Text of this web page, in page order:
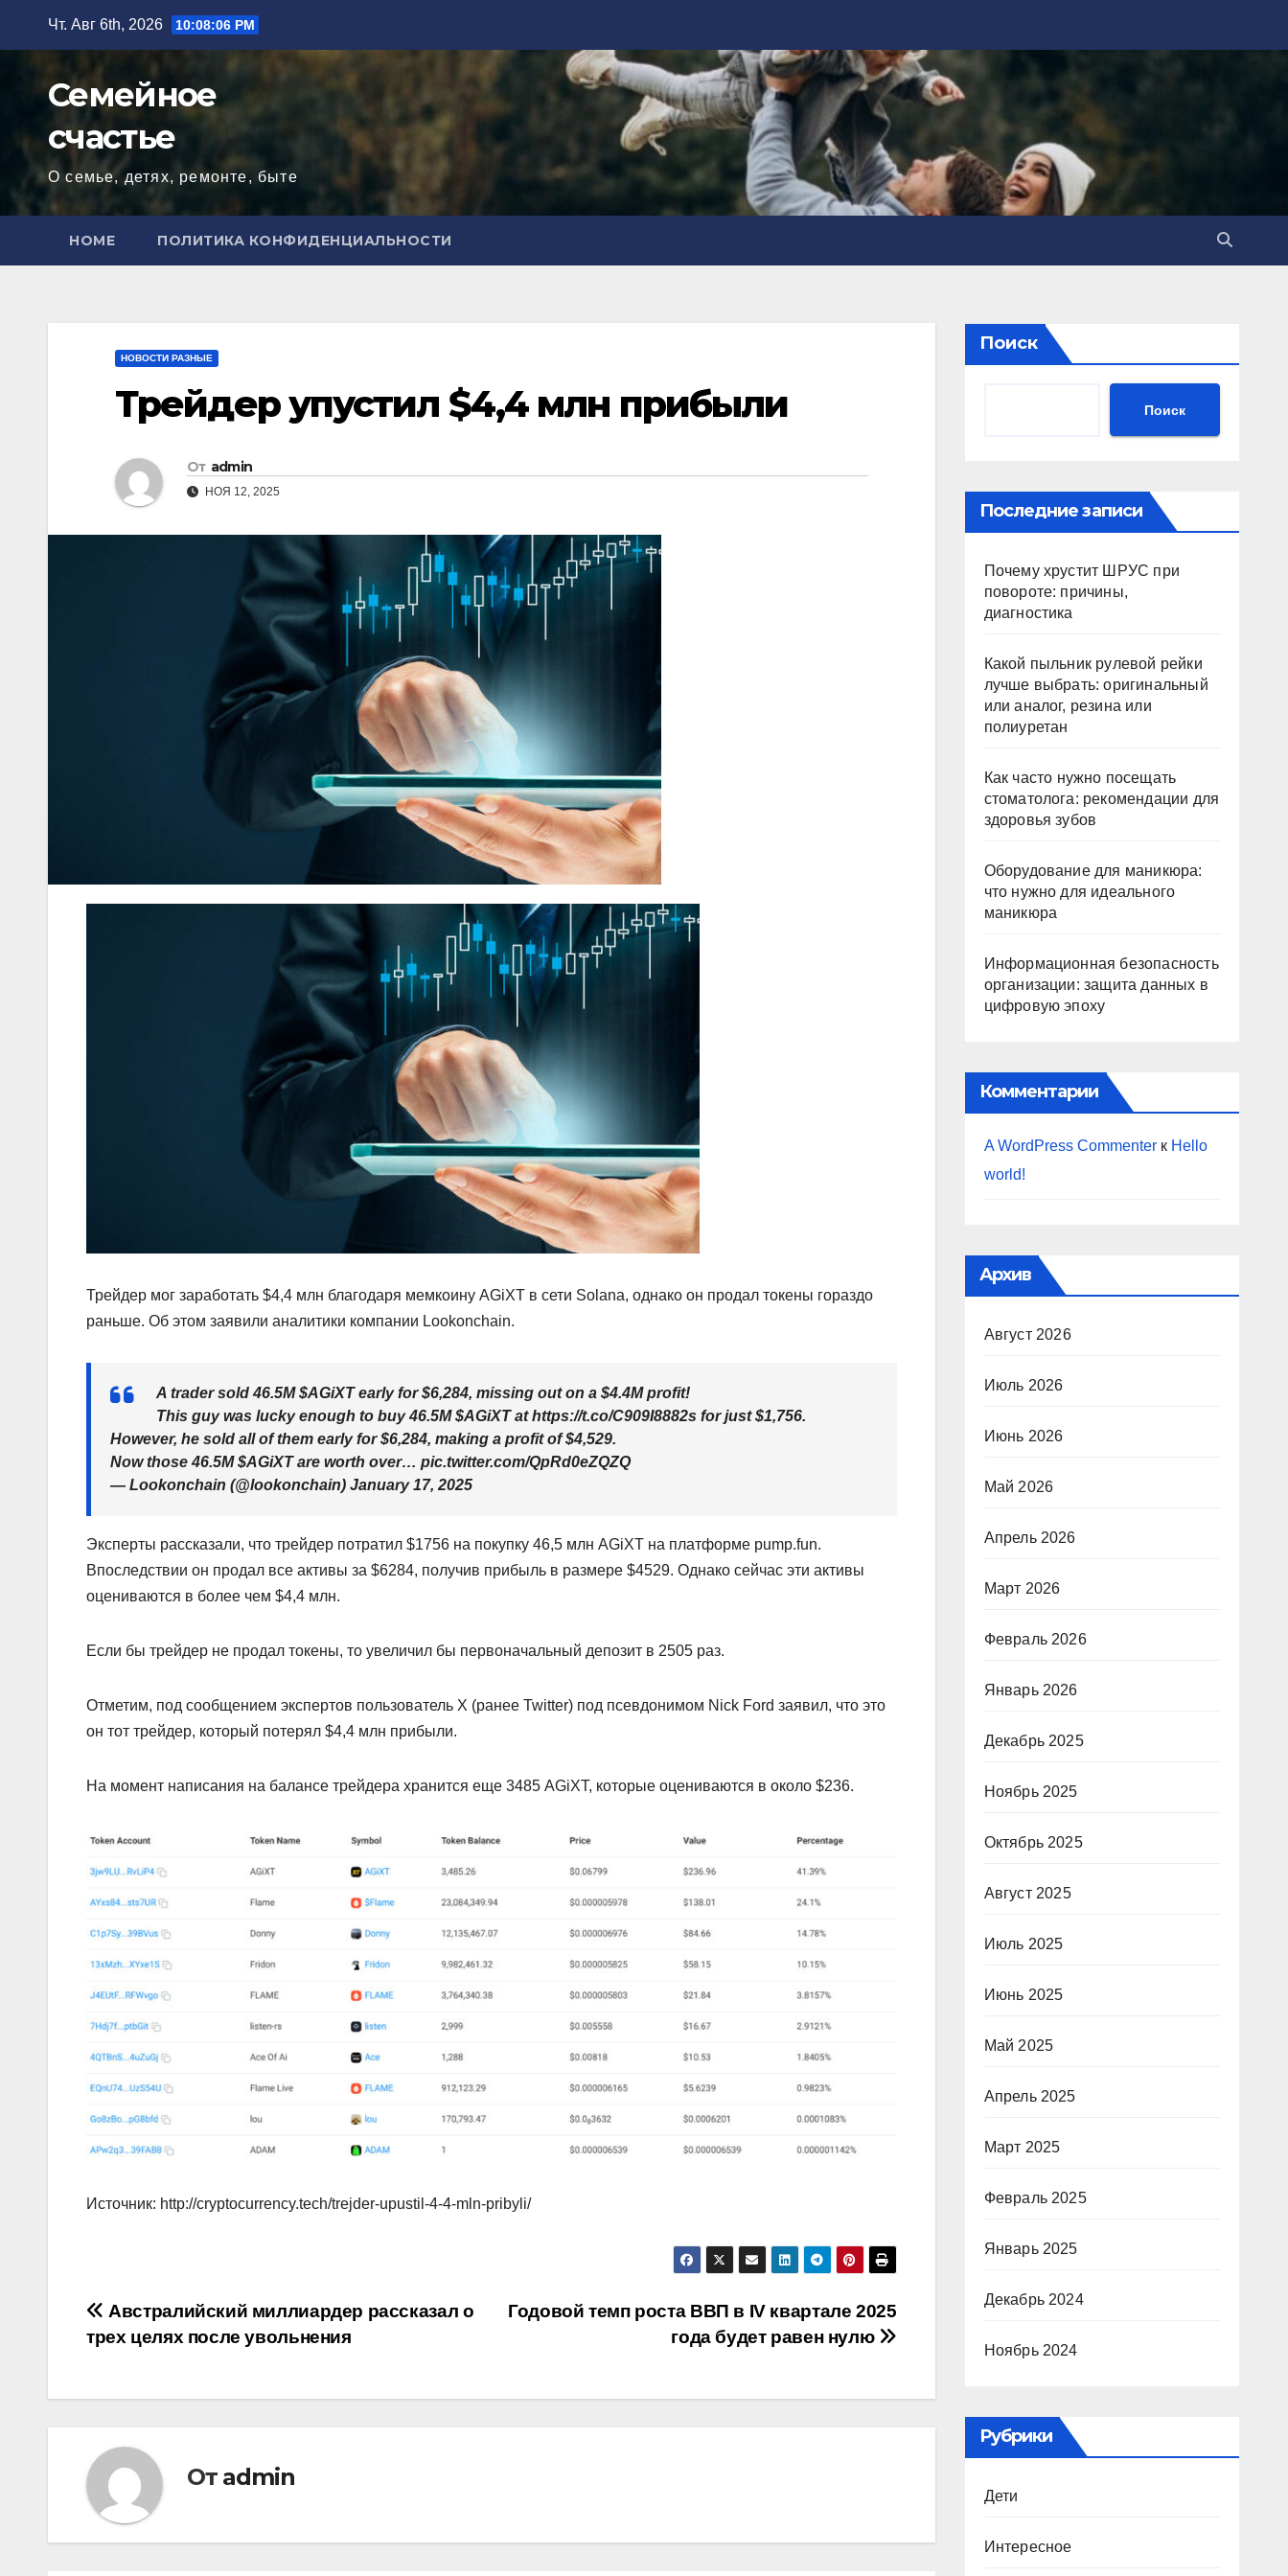
содержимому
Чт. Авг 6th, 2026 10:08:07 PM
Семейное
счастье
О семье, детях, ремонте, быте
HOME ПОЛИТИКА КОНФИДЕНЦИАЛЬНОСТИ
НОВОСТИ РАЗНЫЕ
Трейдер упустил $4,4 млн прибыли
От admin
НОЯ 12, 2025
Трейдер мог заработать $4,4 млн благодаря мемкоину AGiXT в сети Solana, однако он продал токены гораздо
раньше. Об этом заявили аналитики компании Lookonchain.
A trader sold 46.5M $AGiXT early for $6,284, missing out on a $4.4M profit!
This guy was lucky enough to buy 46.5M $AGiXT at https://t.co/C909I8882s for just $1,756.
However, he sold all of them early for $6,284, making a profit of $4,529.
Now those 46.5M $AGiXT are worth over… pic.twitter.com/QpRd0eZQZQ
— Lookonchain (@lookonchain) January 17, 2025
Эксперты рассказали, что трейдер потратил $1756 на покупку 46,5 млн AGiXT на платформе pump.fun.
Впоследствии он продал все активы за $6284, получив прибыль в размере $4529. Однако сейчас эти активы
оцениваются в более чем $4,4 млн.
Если бы трейдер не продал токены, то увеличил бы первоначальный депозит в 2505 раз.
Отметим, под сообщением экспертов пользователь X (ранее Twitter) под псевдонимом Nick Ford заявил, что это
он тот трейдер, который потерял $4,4 млн прибыли.
На момент написания на балансе трейдера хранится еще 3485 AGiXT, которые оцениваются в около $236.
Источник: http://cryptocurrency.tech/trejder-upustil-4-4-mln-pribyli/
Навигация
по
записям
Годовой темп роста ВВП в IV квартале 2025
года будет равен нулю
Австралийский миллиардер рассказал о
трех целях после увольнения
От admin
Поиск
Поиск
Последние записи
Почему хрустит ШРУС при
повороте: причины,
диагностика
Какой пыльник рулевой рейки
лучше выбрать: оригинальный
или аналог, резина или
полиуретан
Как часто нужно посещать
стоматолога: рекомендации для
здоровья зубов
Оборудование для маникюра:
что нужно для идеального
маникюра
Информационная безопасность
организации: защита данных в
цифровую эпоху
Комментарии
A WordPress Commenterк Hello
world!
Архив
Август 2026
Июль 2026
Июнь 2026
Май 2026
Апрель 2026
Март 2026
Февраль 2026
Январь 2026
Декабрь 2025
Ноябрь 2025
Октябрь 2025
Август 2025
Июль 2025
Июнь 2025
Май 2025
Апрель 2025
Март 2025
Февраль 2025
Январь 2025
Декабрь 2024
Ноябрь 2024
Рубрики
Дети
Интересное